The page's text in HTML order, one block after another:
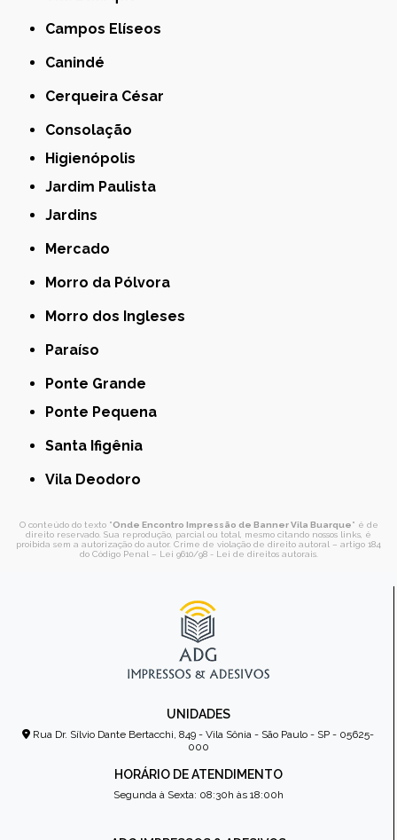
Campos Elíseos
Canindé
Cerqueira César
Consolação
Higienópolis
Jardim Paulista
Jardins
Mercado
Morro da Pólvora
Morro dos Ingleses
Paraíso
Ponte Grande
Ponte Pequena
Santa Ifigênia
Vila Deodoro
O conteúdo do texto "Onde Encontro Impressão de Banner Vila Buarque" é de
direito reservado. Sua reprodução, parcial ou total, mesmo citando nossos links, é
proibida sem a autorização do autor. Crime de violação de direito autoral – artigo 184
do Código Penal – Lei 9610/98 - Lei de direitos autorais.
UNIDADES
Rua Dr. Sílvio Dante Bertacchi, 849 - Vila Sônia - São Paulo - SP - 05625-
000
HORÁRIO DE ATENDIMENTO
Segunda à Sexta: 08:30h às 18:00h